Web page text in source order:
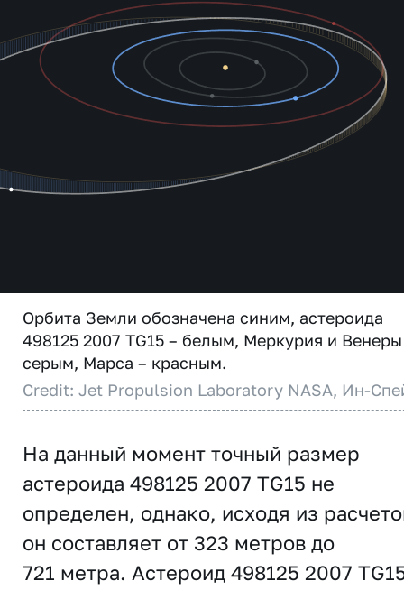
Орбита Земли обозначена синим, астероида
498125 2007 TG15 – белым, Меркурия и
серым, Марса – красным.
Credit: Jet Propulsion Laboratory NASA, Ин-
На данный момент точный размер
астероида 498125 2007 TG15 не
определен, однако, исходя из
он составляет от 323 метров до
721 метра. Астероид 498125 2007